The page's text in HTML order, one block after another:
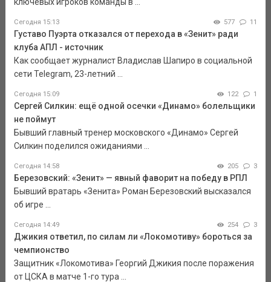
Сегодня 15:13 577 11
Густаво Пуэрта отказался от перехода в «Зенит» ради
клуба АПЛ - источник
Как сообщает журналист Владислав Шапиро в социальной
сети Telegram, 23-летний ...
Сегодня 15:09 122 1
Сергей Силкин: ещё одной осечки «Динамо» болельщики
не поймут
Бывший главный тренер московского «Динамо» Сергей
Силкин поделился ожиданиями ...
Сегодня 14:58 205 3
Березовский: «Зенит» — явный фаворит на победу в РПЛ
Бывший вратарь «Зенита» Роман Березовский высказался
об игре ...
Сегодня 14:49 254 3
Джикия ответил, по силам ли «Локомотиву» бороться за
чемпионство
Защитник «Локомотива» Георгий Джикия после поражения
от ЦСКА в матче 1-го тура ...